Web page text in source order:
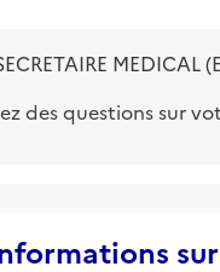
MEDICAL
des questions sur